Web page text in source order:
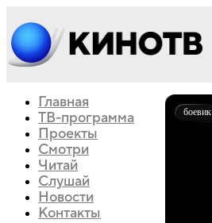
Главная
ТВ-программа
Проекты
Смотри
Читай
Слушай
Новости
Контакты
боевик